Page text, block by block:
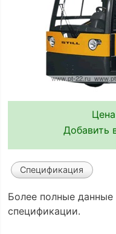
Добавить
Спецификация
Более полные данные
спецификации.